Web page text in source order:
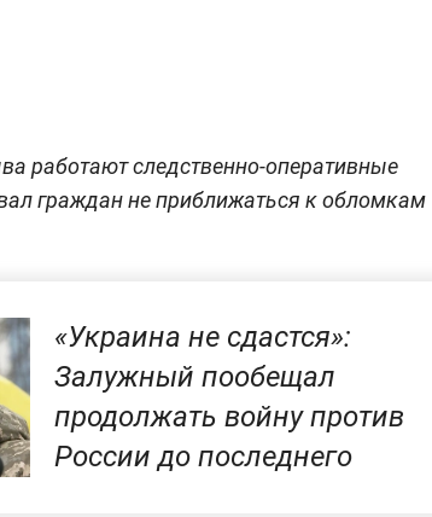
работают следственно-оперативные
граждан не приближаться к обломкам
«Украина не сдастся»:
Залужный пообещал
продолжать войну против
России до последнего